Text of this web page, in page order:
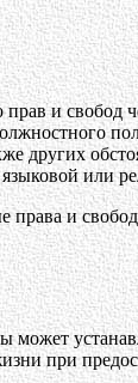
прав и
других
или
и
может
при